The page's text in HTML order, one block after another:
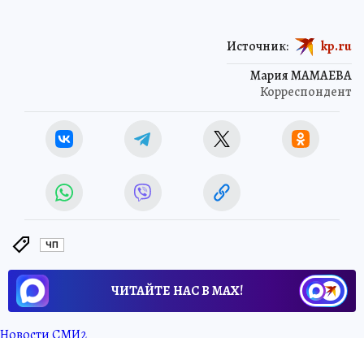
Мария МАМАЕВА
Корреспондент
Источник: kp.ru
ЧП
ЧИТАЙТЕ НАС В МАХ!